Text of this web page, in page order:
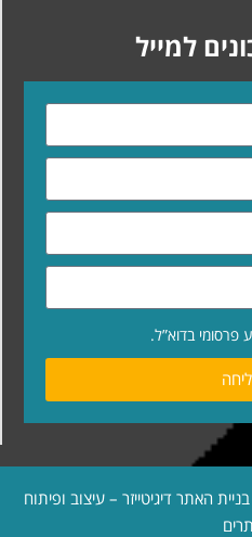
למייל
פרסומי בדוא”ל.
האתר דיגיטייזר – עיצוב ופיתוח